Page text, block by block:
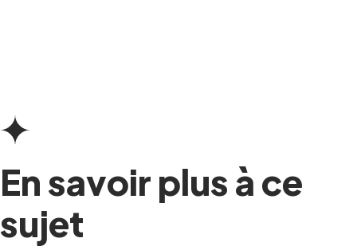
En savoir plus à ce
sujet